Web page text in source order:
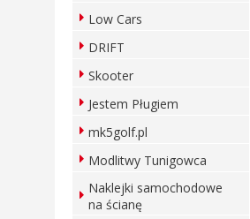
Low Cars
DRIFT
Skooter
Jestem Pługiem
mk5golf.pl
Modlitwy Tunigowca
Naklejki samochodowe
na ścianę